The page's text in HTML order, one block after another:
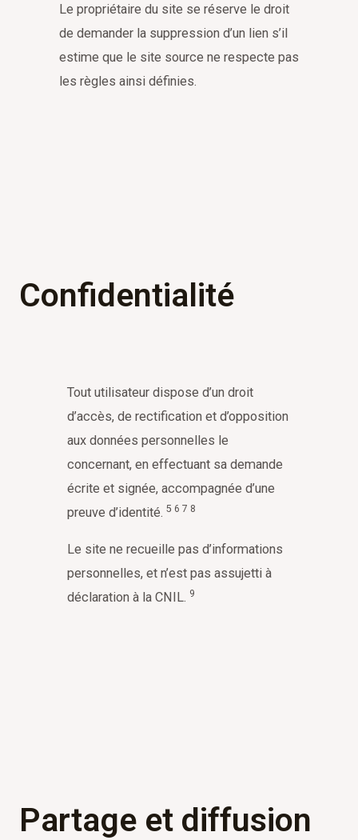
Le propriétaire du site se réserve le droit
de demander la suppression d’un lien s’il
estime que le site source ne respecte pas
les règles ainsi définies.
Confidentialité
Tout utilisateur dispose d’un droit
d’accès, de rectification et d’opposition
aux données personnelles le
concernant, en effectuant sa demande
écrite et signée, accompagnée d’une
preuve d’identité. 5 6 7 8
Le site ne recueille pas d’informations
personnelles, et n’est pas assujetti à
déclaration à la CNIL. 9
Partage et diffusion